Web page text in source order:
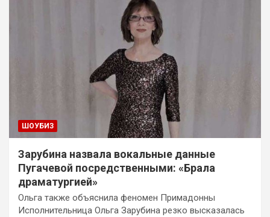
ШОУБИЗ
Зарубина назвала вокальные данные
Пугачевой посредственными: «Брала
драматургией»
Ольга также объяснила феномен Примадонны
Исполнительница Ольга Зарубина резко высказалась